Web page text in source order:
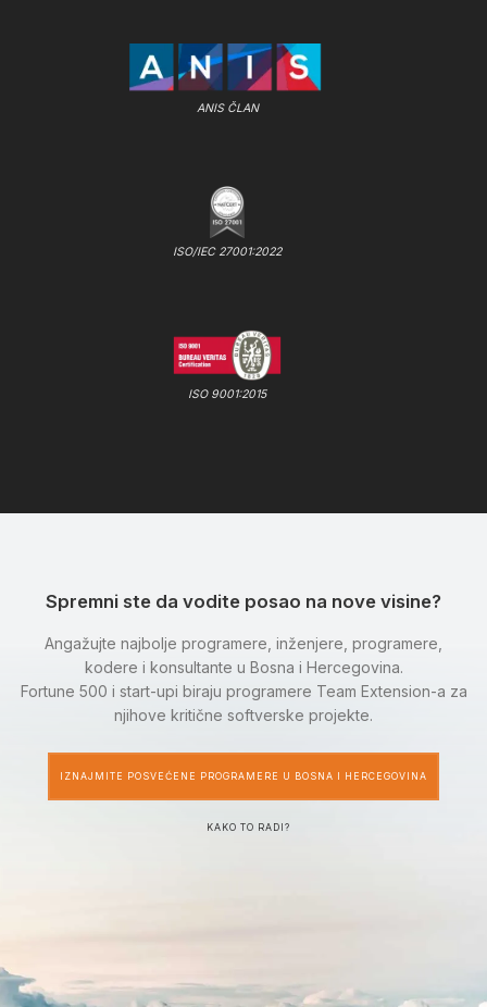
ANIS ČLAN
ISO/IEC 27001:2022
ISO 9001:2015
Spremni ste da vodite posao na nove visine?
Angažujte najbolje programere, inženjere, programere,
kodere i konsultante u Bosna i Hercegovina.
Fortune 500 i start-upi biraju programere Team Extension-a za
njihove kritične softverske projekte.
IZNAJMITE POSVEĆENE PROGRAMERE U BOSNA I HERCEGOVINA
KAKO TO RADI?